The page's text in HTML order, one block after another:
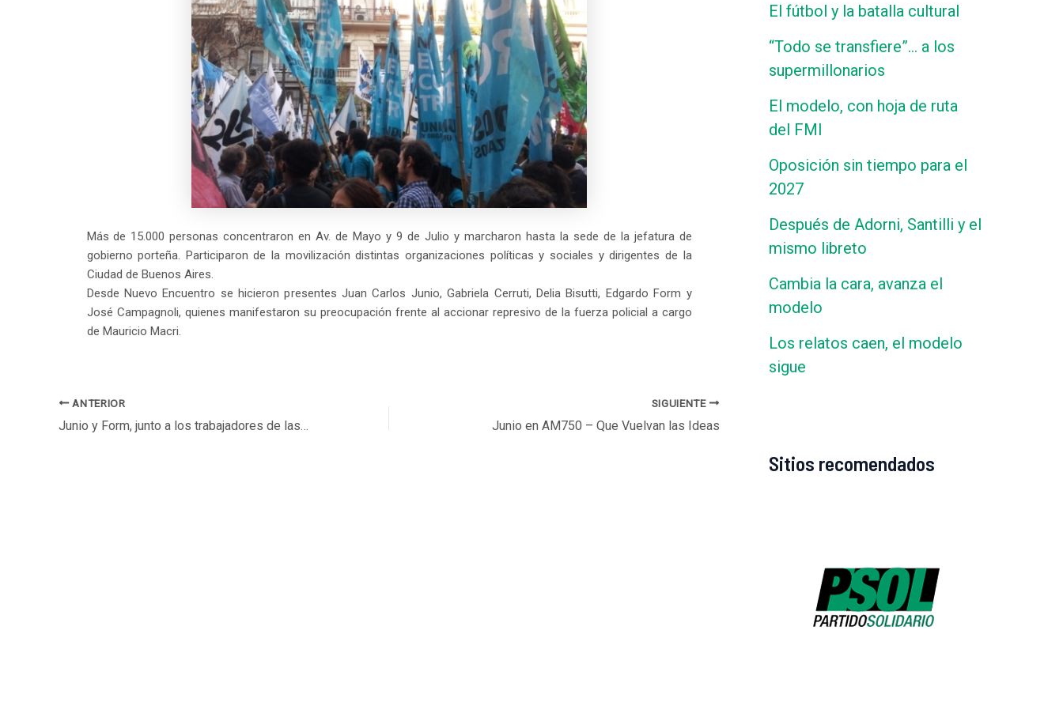
Más de 15.000 personas concentraron en Av. de Mayo y 9 de Julio y marcharon hasta la sede de la jefatura de
gobierno porteña. Participaron de la movilización distintas organizaciones políticas y sociales y dirigentes de la
Ciudad de Buenos Aires.
Desde Nuevo Encuentro se hicieron presentes Juan Carlos Junio, Gabriela Cerruti, Delia Bisutti, Edgardo Form y
José Campagnoli, quienes manifestaron su preocupación frente al accionar represivo de la fuerza policial a cargo
de Mauricio Macri.
ANTERIOR
Junio y Form, junto a los trabajadores de las empresas recuperadas
SIGUIENTE
Junio en AM750 – Que Vuelvan las Ideas
El fútbol y la batalla cultural
“Todo se transfiere”… a los
supermillonarios
El modelo, con hoja de ruta
del FMI
Oposición sin tiempo para el
2027
Después de Adorni, Santilli y el
mismo libreto
Cambia la cara, avanza el
modelo
Los relatos caen, el modelo
sigue
Sitios recomendados